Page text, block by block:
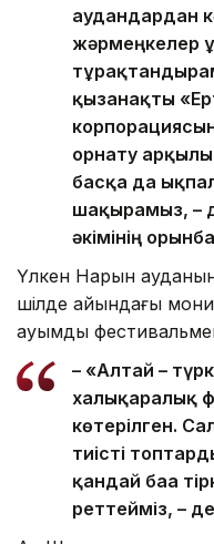
аудандардан
жәрмеңкелер
қызанақты
орнату арқылы
басқа да
шақырамыз, –
әкімінің
Үлкен Нарын
шілде айындағы
ауқымды
– «Алтай –
халықаралық
көтерілген.
тиісті
қандай баға
реттейміз, –